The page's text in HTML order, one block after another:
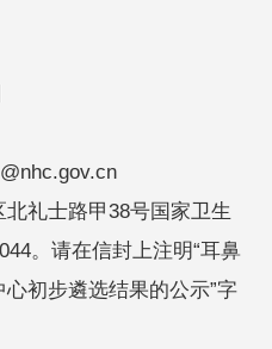
北礼士路甲38号国家卫生
。请在信封上注明“耳鼻
初步遴选结果的公示”字